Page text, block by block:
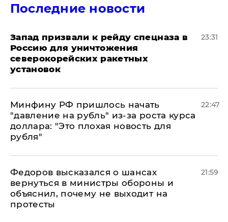
Последние новости
Запад призвали к рейду спецназа в
Россию для уничтожения
северокорейских ракетных
установок
23:31
Минфину РФ пришлось начать
"давление на рубль" из-за роста курса
доллара: "Это плохая новость для
рубля"
22:47
Федоров высказался о шансах
вернуться в министры обороны и
объяснил, почему не выходит на
протесты
21:59